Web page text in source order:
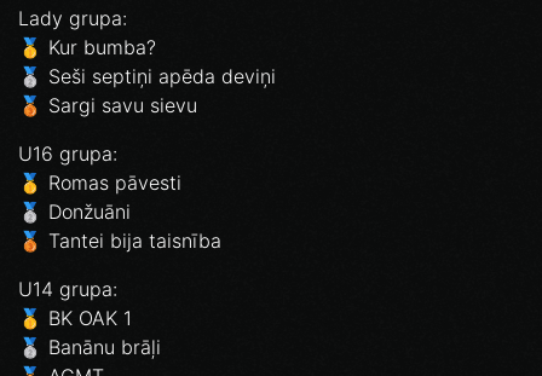
Lady grupa:
🥇 Kur bumba?
🥈 Seši septiņi apēda deviņi
🥉 Sargi savu sievu
U16 grupa:
🥇 Romas pāvesti
🥈 Donžuāni
🥉 Tantei bija taisnība
U14 grupa:
🥇 BK OAK 1
🥈 Banānu brāļi